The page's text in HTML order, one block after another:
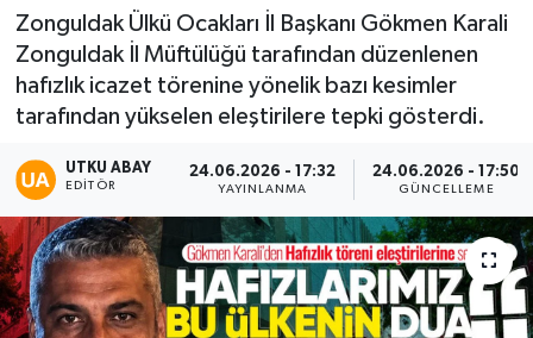
Zonguldak Ülkü Ocakları İl Başkanı Gökmen Karali
Zonguldak İl Müftülüğü tarafından düzenlenen
hafızlık icazet törenine yönelik bazı kesimler
tarafından yükselen eleştirilere tepki gösterdi.
UTKU ABAY
EDITÖR
24.06.2026 - 17:32
YAYINLANMA
24.06.2026 - 17:50
GÜNCELLEME
Devrek
Gökçebey
Spor
Ulusal
Son Dakika Haberleri
Haber Arşivi